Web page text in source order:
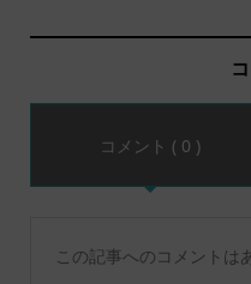
コメント ( 0 )
この記事へのコメントは